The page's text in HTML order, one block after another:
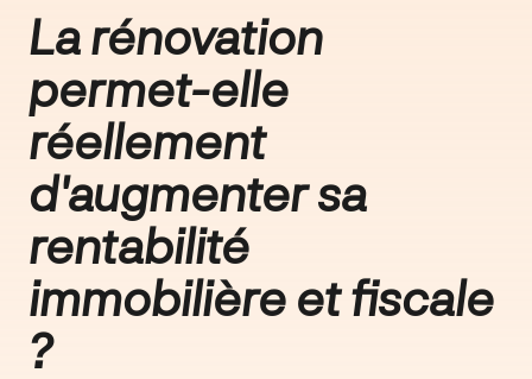
La rénovation
permet-elle
réellement
d'augmenter sa
rentabilité
immobilière et fiscale
?